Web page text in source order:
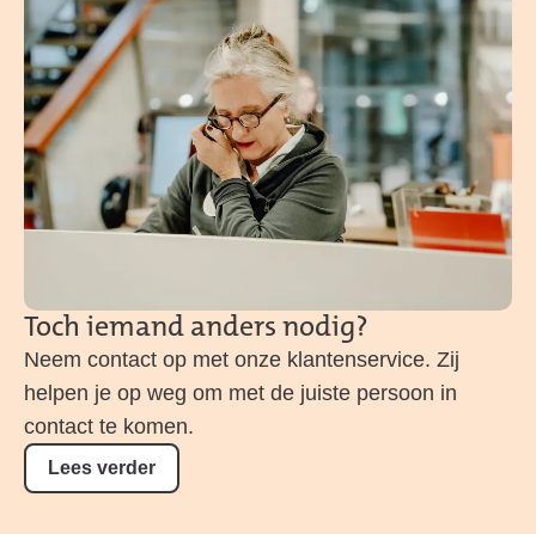
Lees verder
Toch iemand anders nodig?
Neem contact op met onze klantenservice. Zij
helpen je op weg om met de juiste persoon in
contact te komen.